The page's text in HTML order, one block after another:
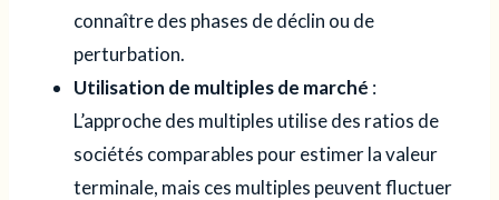
connaître des phases de déclin ou de
perturbation.
Utilisation de multiples de marché :
L’approche des multiples utilise des ratios de
sociétés comparables pour estimer la valeur
terminale, mais ces multiples peuvent fluctuer